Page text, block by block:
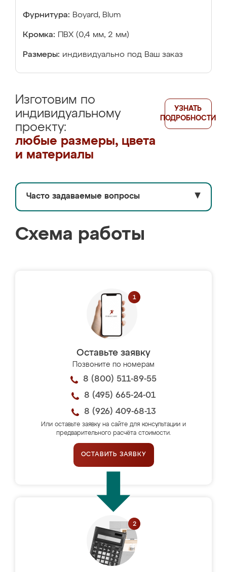
Фурнитура: Boyard, Blum
Кромка: ПВХ (0,4 мм, 2 мм)
Размеры: индивидуально под Ваш заказ
Изготовим по
индивидуальному
проекту:
любые размеры, цвета
и материалы
УЗНАТЬ
ПОДРОБНОСТИ
Часто задаваемые вопросы ▼
Схема работы
Оставьте заявку
Позвоните по номерам
8 (800) 511-89-55
8 (495) 665-24-01
8 (926) 409-68-13
Или оставьте заявку на сайте для консультации и
предварительного расчёта стоимости.
ОСТАВИТЬ ЗАЯВКУ